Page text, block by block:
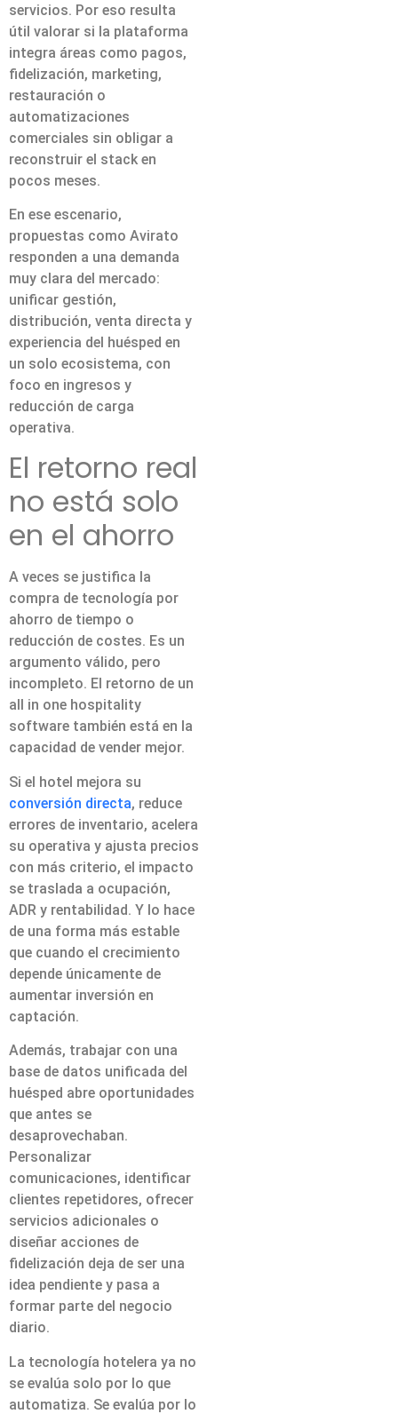
servicios. Por eso resulta
útil valorar si la plataforma
integra áreas como pagos,
fidelización, marketing,
restauración o
automatizaciones
comerciales sin obligar a
reconstruir el stack en
pocos meses.
En ese escenario,
propuestas como Avirato
responden a una demanda
muy clara del mercado:
unificar gestión,
distribución, venta directa y
experiencia del huésped en
un solo ecosistema, con
foco en ingresos y
reducción de carga
operativa.
El retorno real
no está solo
en el ahorro
A veces se justifica la
compra de tecnología por
ahorro de tiempo o
reducción de costes. Es un
argumento válido, pero
incompleto. El retorno de un
all in one hospitality
software también está en la
capacidad de vender mejor.
Si el hotel mejora su
conversión directa, reduce
errores de inventario, acelera
su operativa y ajusta precios
con más criterio, el impacto
se traslada a ocupación,
ADR y rentabilidad. Y lo hace
de una forma más estable
que cuando el crecimiento
depende únicamente de
aumentar inversión en
captación.
Además, trabajar con una
base de datos unificada del
huésped abre oportunidades
que antes se
desaprovechaban.
Personalizar
comunicaciones, identificar
clientes repetidores, ofrecer
servicios adicionales o
diseñar acciones de
fidelización deja de ser una
idea pendiente y pasa a
formar parte del negocio
diario.
La tecnología hotelera ya no
se evalúa solo por lo que
automatiza. Se evalúa por lo